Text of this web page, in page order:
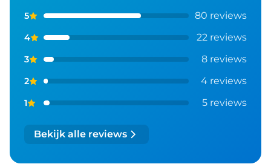
5 80 reviews
4 22 reviews
3 8 reviews
2 4 reviews
1 5 reviews
Bekijk alle reviews